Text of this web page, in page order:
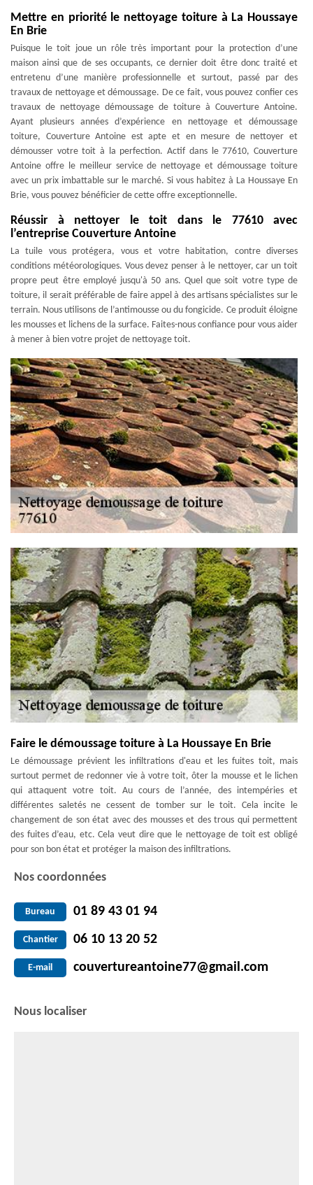
Mettre en priorité le nettoyage toiture à La Houssaye
En Brie
Puisque le toit joue un rôle très important pour la protection d’une
maison ainsi que de ses occupants, ce dernier doit être donc traité et
entretenu d’une manière professionnelle et surtout, passé par des
travaux de nettoyage et démoussage. De ce fait, vous pouvez confier ces
travaux de nettoyage démoussage de toiture à Couverture Antoine.
Ayant plusieurs années d’expérience en nettoyage et démoussage
toiture, Couverture Antoine est apte et en mesure de nettoyer et
démousser votre toit à la perfection. Actif dans le 77610, Couverture
Antoine offre le meilleur service de nettoyage et démoussage toiture
avec un prix imbattable sur le marché. Si vous habitez à La Houssaye En
Brie, vous pouvez bénéficier de cette offre exceptionnelle.
Réussir à nettoyer le toit dans le 77610 avec
l’entreprise Couverture Antoine
La tuile vous protégera, vous et votre habitation, contre diverses
conditions météorologiques. Vous devez penser à le nettoyer, car un toit
propre peut être employé jusqu'à 50 ans. Quel que soit votre type de
toiture, il serait préférable de faire appel à des artisans spécialistes sur le
terrain. Nous utilisons de l’antimousse ou du fongicide. Ce produit éloigne
les mousses et lichens de la surface. Faites-nous confiance pour vous aider
à mener à bien votre projet de nettoyage toit.
Faire le démoussage toiture à La Houssaye En Brie
Le démoussage prévient les infiltrations d'eau et les fuites toit, mais
surtout permet de redonner vie à votre toit, ôter la mousse et le lichen
qui attaquent votre toit. Au cours de l’année, des intempéries et
différentes saletés ne cessent de tomber sur le toit. Cela incite le
changement de son état avec des mousses et des trous qui permettent
des fuites d’eau, etc. Cela veut dire que le nettoyage de toit est obligé
pour son bon état et protéger la maison des infiltrations.
Nos coordonnées
Bureau 01 89 43 01 94
Chantier 06 10 13 20 52
E-mail couvertureantoine77@gmail.com
Nous localiser